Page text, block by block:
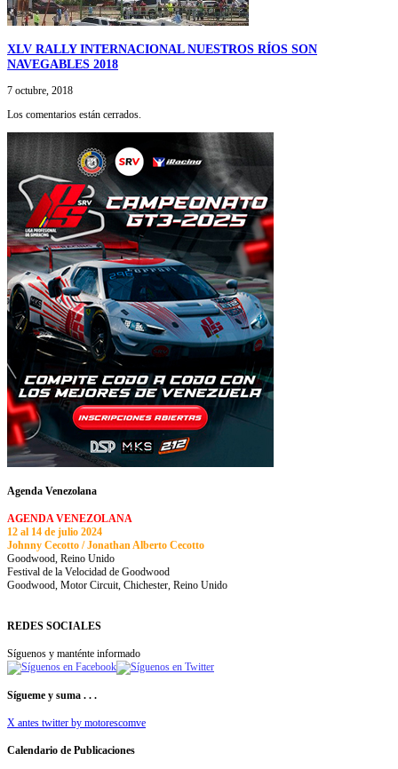
XLV RALLY INTERNACIONAL NUESTROS RÍOS SON
NAVEGABLES 2018
7 octubre, 2018
Los comentarios están cerrados.
Agenda Venezolana
AGENDA VENEZOLANA
12 al 14 de julio 2024
Johnny Cecotto / Jonathan Alberto Cecotto
Goodwood, Reino Unido
Festival de la Velocidad de Goodwood
Goodwood, Motor Circuit, Chichester, Reino Unido
REDES SOCIALES
Síguenos y manténte informado
Sígueme y suma . . .
X antes twitter by motorescomve
Calendario de Publicaciones